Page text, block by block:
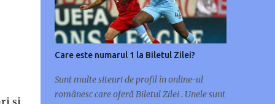
și
Care este numarul 1 la Biletul Zilei?
Sunt multe siteuri de profil în online-ul
românesc care oferă Biletul Zilei . Unele sunt